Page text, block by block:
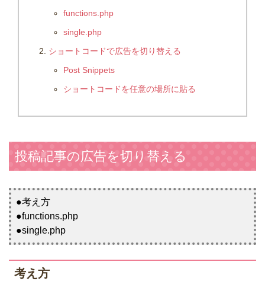
functions.php
single.php
ショートコードで広告を切り替える
Post Snippets
ショートコードを任意の場所に貼る
投稿記事の広告を切り替える
●考え方
●functions.php
●single.php
考え方